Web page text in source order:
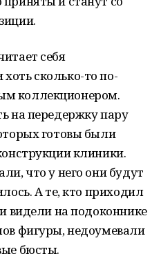
себя
сколько-то по-
коллекционером.
на передержку пару
готовы были
клиники.
что у него они будут
А те, кто приходил
видели на подоконнике
фигуры, недоумевали
бюсты.